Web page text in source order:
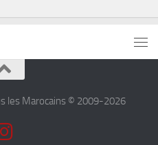
les Marocains © 2009-2026